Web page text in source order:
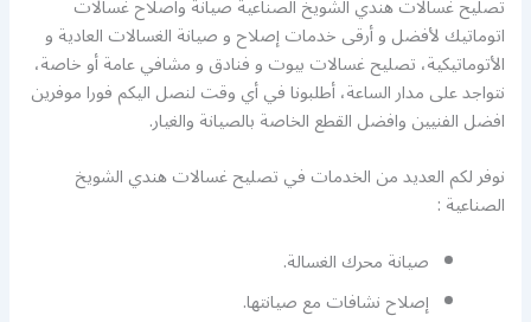
تصليح غسالات هندي الشويخ الصناعية صيانة واصلاح غسالات
اتوماتيك لأفضل و أرقى خدمات إصلاح و صيانة الغسالات العادية و
الأتوماتيكية، تصليح غسالات بيوت و فنادق و مشافي عامة أو خاصة،
نتواجد على مدار الساعة، أطلبونا في أي وقت لنصل اليكم فورا موفرين
افضل الفنيين وافضل القطع الخاصة بالصيانة والغيار.
نوفر لكم العديد من الخدمات في تصليح غسالات هندي الشويخ
الصناعية :
صيانة محرك الغسالة.
إصلاح نشافات مع صيانتها.